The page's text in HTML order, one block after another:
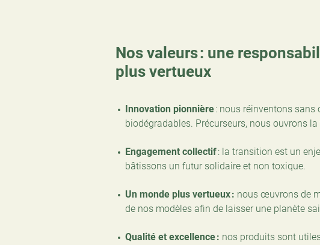
Nos valeurs : une
plus vertueux
Innovation pionnière: nous réinventons sans
biodégradables. Précurseurs, nous ouvrons
​​Engagement collectif: la transition est un
bâtissons un futur solidaire et non toxique.
Un monde plus vertueux : nous œuvrons de
de nos modèles afin de laisser une planète
Qualité et excellence : nos produits sont